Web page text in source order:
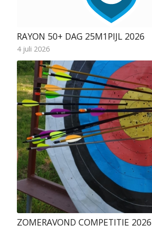
RAYON 50+ DAG 25M1PIJL 2026
4 juli 2026
ZOMERAVOND COMPETITIE 2026